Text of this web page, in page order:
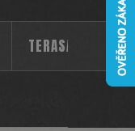
TERASA